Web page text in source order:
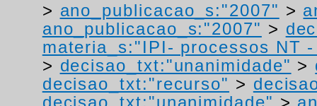
> ano_publicacao_s:"2007" >
ano_publicacao_s:"2007" >
materia_s:"IPI- processos NT
> decisao_txt:"unanimidade" >
decisao_txt:"recurso" >
decisao_txt:"unanimidade" >